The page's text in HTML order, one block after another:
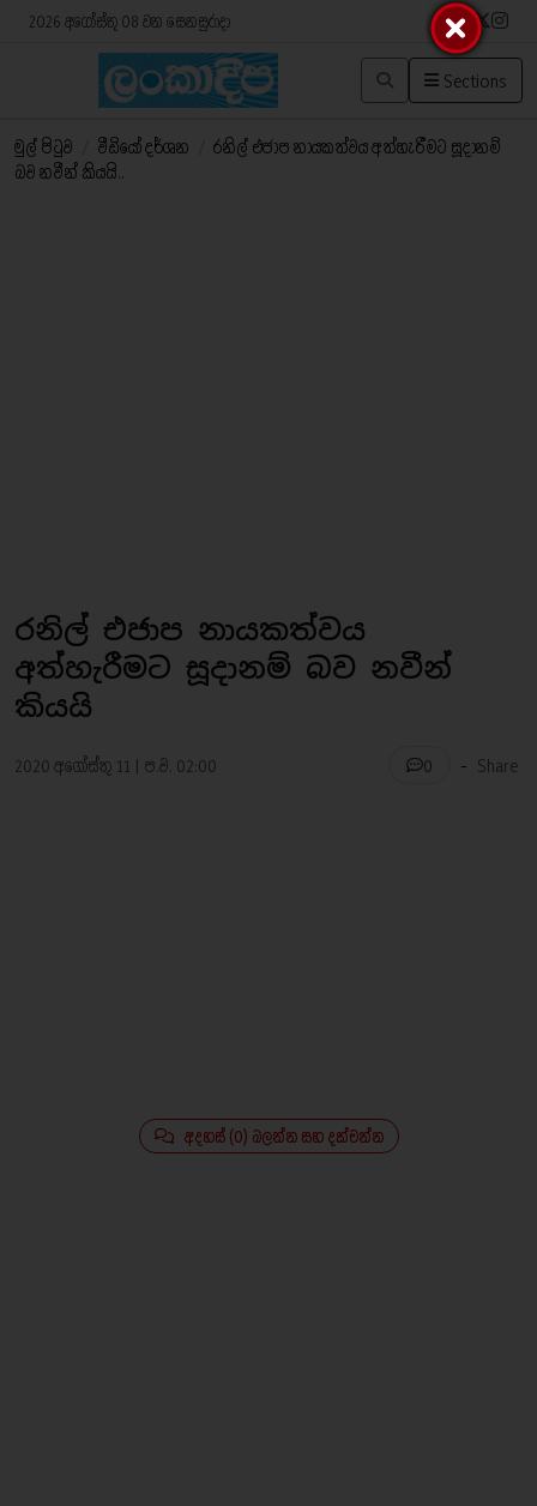
2026 අගෝස්තු 08 වන සෙනසුරාදා
Sections
මුල් පිටුව වීඩියෝ දර්ශන
රනිල් එජාප නායකත්වය අත්හැරීමට සූදානම්
බව නවීන් කියයි..
රනිල් එජාප නායකත්වය
අත්හැරීමට සූදානම් බව නවීන්
කියයි
2020 අගෝස්තු 11 | ප.ව. 02:00 0 - Share
අදහස් (0) බලන්න සහ දක්වන්න